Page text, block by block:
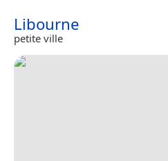
Libourne
petite ville